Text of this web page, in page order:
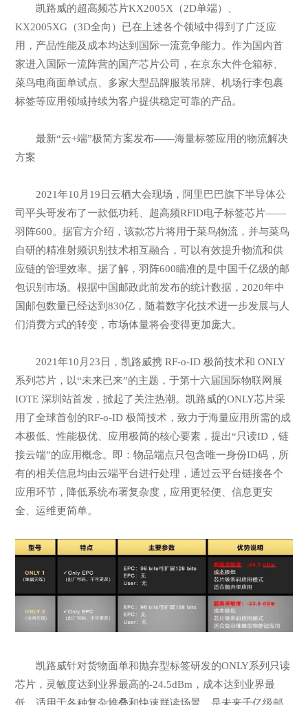
凯路威的超高频芯片KX2005X（2D单端）、
KX2005XG（3D全向）已在上述各个领域中得到了广泛应
用，产品性能及成本均达到国际一流竞争能力。作为国内首
家进入国际一流阵营的国产芯片公司，在京东大件仓箱标、
菜鸟电商面单试点、多家大型品牌服装吊牌、机场行李包裹
标签等应用领域持续为客户提供稳定可靠的产品。
最新“云+端”极简方案发布——海量标签应用的物流解决
方案
2021年10月19日云栖大会现场，阿里巴巴旗下半导体公
司平头哥发布了一款低功耗、超高频RFID电子标签芯片——
羽阵600。据官方介绍，该款芯片将用于菜鸟物流，并与菜鸟
自研的精准射频识别技术相互融合，可以有效提升物流和供
应链的管理效率。据了解，羽阵600瞄准的是中国千亿级的邮
包识别市场。根据中国邮政此前发布的统计数据，2020年中
国邮包数量已经达到830亿，随着数字化技术进一步发展与人
们消费方式的转变，市场体量将会变得更加庞大。
2021年10月23日，凯路威携 RF-o-ID 极简技术和 ONLY
系列芯片，以“未来已来”的主题，于第十六届国际物联网展
IOTE 深圳站首发，掀起了关注热潮。凯路威的ONLY芯片采
用了全球首创的RF-o-ID 极简技术，致力于海量应用所需的成
本极低、性能极优、应用极简的核心要素，提出“只读ID，链
接云端”的应用概念。即：物品端点只包含唯一身份ID码，所
有的相关信息均由云端平台进行处理，通过云平台链接各个
应用环节，降低系统布署复杂度，应用更轻便、信息更安
全、运维更简单。
凯路威针对货物面单和抛弃型标签研发的ONLY系列只读
芯片，灵敏度达到业界最高的-24.5dBm，成本达到业界最
低，适用于各种复杂堆叠和快速群读场景，是未来千亿级邮